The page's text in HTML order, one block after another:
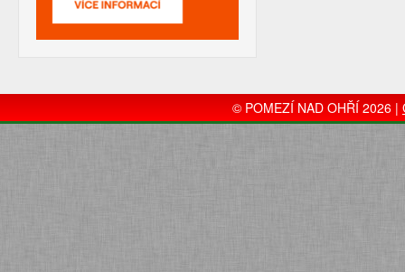
© POMEZÍ NAD OHŘÍ 2026 |